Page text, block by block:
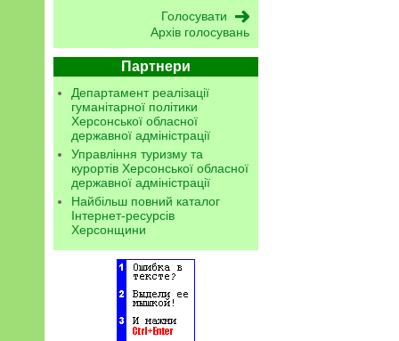
Архів голосувань
Партнери
Департамент реалізації
гуманітарної політики
Херсонської обласної
державної адміністрації
Управління туризму та
курортів Херсонської обласної
державної адміністрації
Найбільш повний каталог
Інтернет-ресурсів
Херсонщини